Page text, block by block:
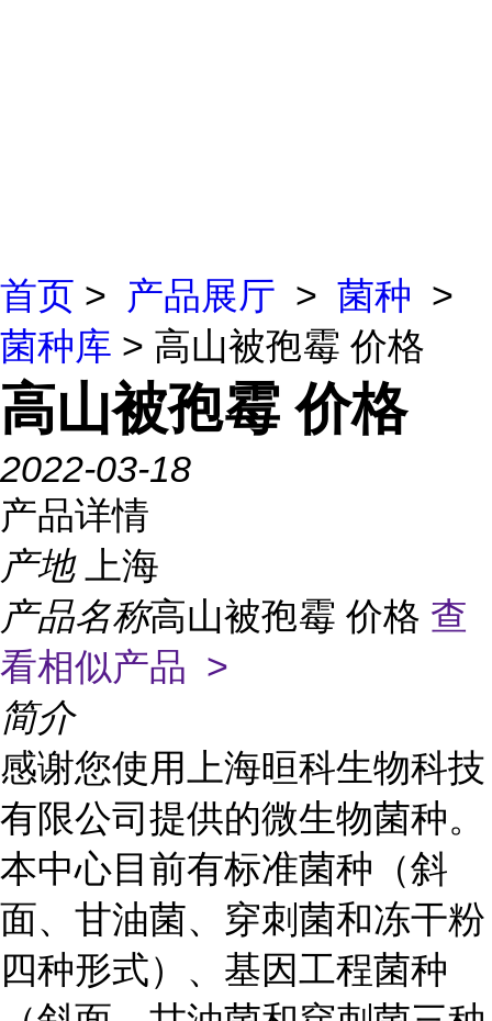
首页 > 产品展厅 > 菌种 >
菌种库 > 高山被孢霉 价格
高山被孢霉 价格
2022-03-18
产品详情
产地
上海
产品名称高山被孢霉 价格 查
看相似产品 >
简介
感谢您使用上海晅科生物科技
有限公司提供的微生物菌种。
本中心目前有标准菌种（斜
面、甘油菌、穿刺菌和冻干粉
四种形式）、基因工程菌种